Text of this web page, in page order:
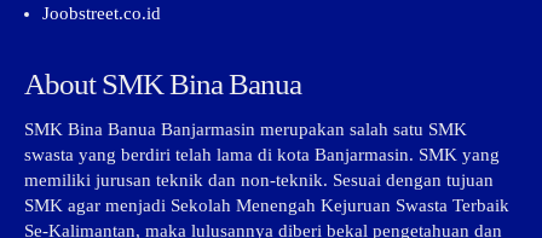
Joobstreet.co.id
About SMK Bina Banua
SMK Bina Banua Banjarmasin merupakan salah satu SMK
swasta yang berdiri telah lama di kota Banjarmasin. SMK yang
memiliki jurusan teknik dan non-teknik. Sesuai dengan tujuan
SMK agar menjadi Sekolah Menengah Kejuruan Swasta Terbaik
Se-Kalimantan, maka lulusannya diberi bekal pengetahuan dan